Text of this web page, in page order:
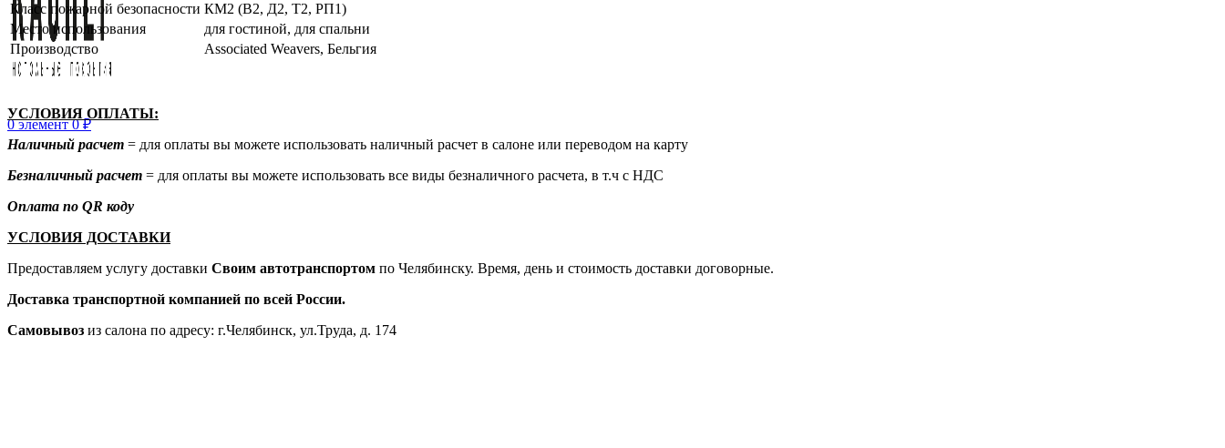
0элемент 0₽
Класс пожарной безопасности КМ2 (В2, Д2, Т2, РП1)
Место использования
для гостиной, для спальни
Производство
Associated Weavers, Бельгия
УСЛОВИЯ ОПЛАТЫ:
Наличный расчет = для оплаты вы можете использовать наличный расчет в салоне или переводом на карту
Безналичный расчет = для оплаты вы можете использовать все виды безналичного расчета, в т.ч с НДС
Оплата по QR коду
УСЛОВИЯ ДОСТАВКИ
Предоставляем услугу доставки Своим автотранспортом по Челябинску. Время, день и стоимость доставки договорные.
Доставка транспортной компанией по всей России.
Самовывоз из салона по адресу: г.Челябинск, ул.Труда, д. 174